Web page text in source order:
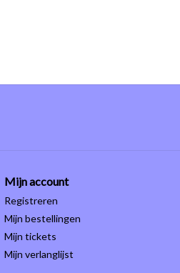
Mijn account
Registreren
Mijn bestellingen
Mijn tickets
Mijn verlanglijst